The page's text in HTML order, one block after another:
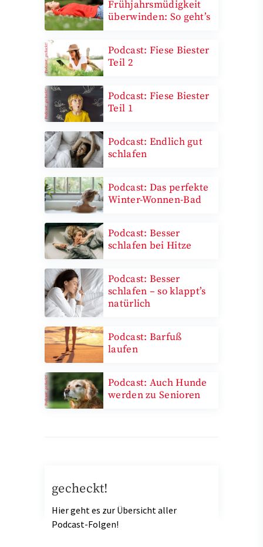
Frühjahrsmüdigkeit
überwinden: So geht’s
Podcast: Fiese Biester
Teil 2
Podcast: Fiese Biester
Teil 1
Podcast: Endlich gut
schlafen
Podcast: Das perfekte
Winter-Wonnen-Bad
Podcast: Besser
schlafen bei Hitze
Podcast: Besser
schlafen – so klappt’s
natürlich
Podcast: Barfuß
laufen
Podcast: Auch Hunde
werden zu Senioren
gecheckt!
Hier geht es zur Übersicht aller
Podcast-Folgen!